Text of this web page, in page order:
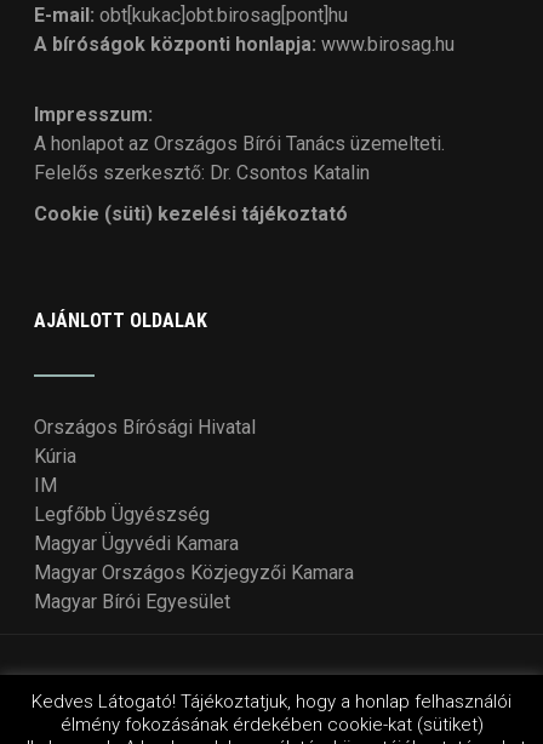
E-mail: obt[kukac]obt.birosag[pont]hu
A bíróságok központi honlapja: www.birosag.hu
Impresszum:
A honlapot az Országos Bírói Tanács üzemelteti.
Felelős szerkesztő: Dr. Csontos Katalin
Cookie (süti) kezelési tájékoztató
AJÁNLOTT OLDALAK
Országos Bírósági Hivatal
Kúria
IM
Legfőbb Ügyészség
Magyar Ügyvédi Kamara
Magyar Országos Közjegyzői Kamara
Magyar Bírói Egyesület
© Copyright 2018 - 2021Országos Bírói Tanács. Design
by Wordpressvilág
Kedves Látogató! Tájékoztatjuk, hogy a honlap felhasználói
élmény fokozásának érdekében cookie-kat (sütiket)